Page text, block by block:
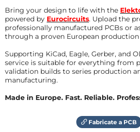
Bring your design to life with the
powered by Eurocircuits. Upload the
professionally manufactured PCBs or
through a proven European
Supporting KiCad, Eagle, Gerber, and
service is suitable for everything from
validation builds to series production
manufacturing.
Made in Europe. Fast. Reliable.
Fabricate a PCB